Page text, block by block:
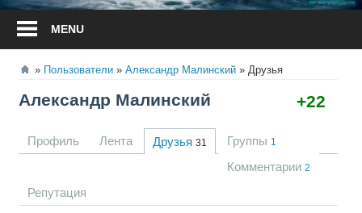
MENU
Пользователи Александр Малинский Друзья
+22
Александр Малинский
Профиль Лента Друзья 31 Группы 1
Комментарии 2
Репутация